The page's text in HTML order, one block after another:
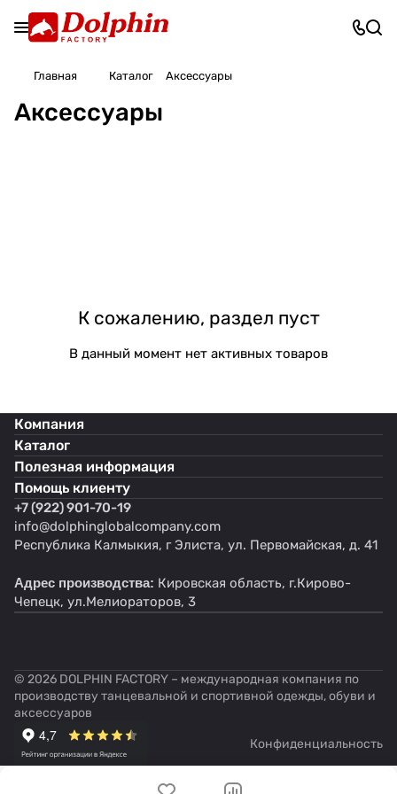
Главная Каталог Аксессуары
Аксессуары
К сожалению, раздел пуст
В данный момент нет активных товаров
Компания
Каталог
Полезная информация
Помощь клиенту
+7 (922) 901-70-19
info@dolphinglobalcompany.com
Республика Калмыкия, г Элиста, ул. Первомайская, д. 41
Адрес производства: Кировская область, г.Кирово-
Чепецк, ул.Мелиораторов, 3
© 2026 DOLPHIN FACTORY – международная компания по
производству танцевальной и спортивной одежды, обуви и
аксессуаров
Конфиденциальность